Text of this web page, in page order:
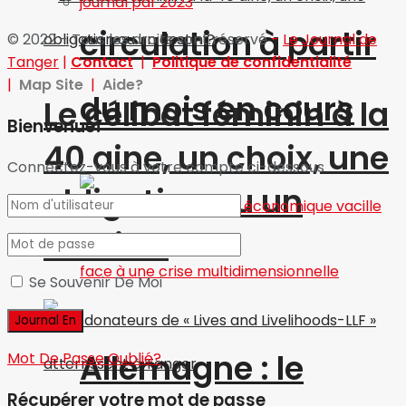
Le célibat féminin à la
40 aine, un choix, une
obligation ou un
destin ?
circulation à partir
du mois en cours
Allemagne : le
© 2022 - Tous les droits sont réservé- Le Journal de
Tanger | Contact |Politique de confidentialité
| Map Site | Aide?
Bienvenue!
Connectez-vous à votre compte ci-dessous
Se Souvenir De Moi
Mot De Passe Oublié?
Récupérer votre mot de passe